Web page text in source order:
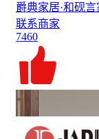
爵典家居·和砚
联系商家
7460